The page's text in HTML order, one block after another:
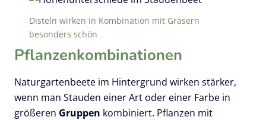
Disteln wirken in Kombination mit Gräsern
besonders schön
Pflanzenkombinationen
Naturgartenbeete im Hintergrund wirken stärker,
wenn man Stauden einer Art oder einer Farbe in
größeren Gruppen kombiniert. Pflanzen mit